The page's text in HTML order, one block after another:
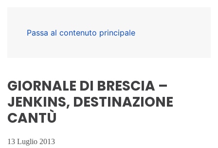
Passa al contenuto principale
GIORNALE DI BRESCIA –
JENKINS, DESTINAZIONE
CANTÙ
13 Luglio 2013